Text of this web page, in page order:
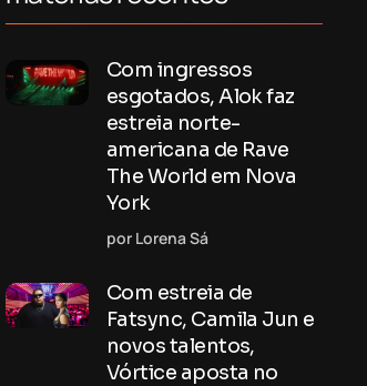
Com ingressos
esgotados, Alok faz
estreia norte-
americana de Rave
The World em Nova
York
por Lorena Sá
Com estreia de
Fatsync, Camila Jun e
novos talentos,
Vórtice aposta no